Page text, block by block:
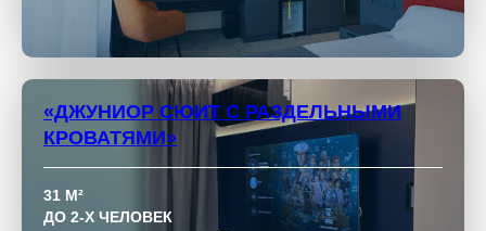
«ДЖУНИОР СЮИТ С РАЗДЕЛЬНЫМИ
КРОВАТЯМИ»
31 М²
ДО 2-Х ЧЕЛОВЕК